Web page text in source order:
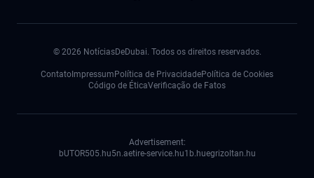
© 2026 NotíciasDeDubai. Todos os direitos reservados.
Contato Impressum Política de PrivacidadePolítica de Cookies
Código de ÉticaVerificação de Fatos
Advertisement:
bUTOR505.hu5n.aetire-service.hu1b.huegrizoltan.hu